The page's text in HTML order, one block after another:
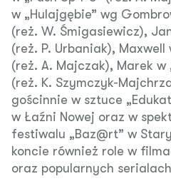
w „Hulajgębie” wg
(reż. W. Śmigasiewicz),
(reż. P. Urbaniak), Maxwell
(reż. A. Majczak), Marek w
(reż. K. Szymczyk-
gościnnie w sztuce
w Łaźni Nowej oraz w
festiwalu „Baz@rt” w
koncie również role w
oraz popularnych